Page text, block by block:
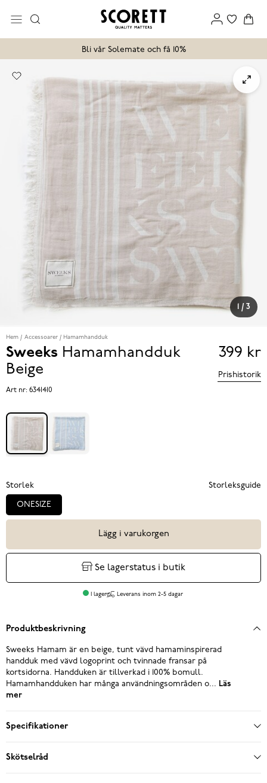
Bli vår Solemate och få 10%
/ 3
Hem Accessoarer Hamamhandduk
Sweeks Hamamhandduk
Beige
Pris
399 kr
399 kr
Prishistorik
Art nr: 6341410
Storlek Storleksguide
ONESIZE
Lägg i varukorgen
Se lagerstatus i butik
I lager Leverans inom 2-5 dagar
Produktbeskrivning
Sweeks Hamam är en beige, tunt vävd hamaminspirerad
handduk med vävd logoprint och tvinnade fransar på
kortsidorna. Handduken är tillverkad i 100% bomull.
Hamamhandduken har många användningsområden o... Läs
mer
Specifikationer
Skötselråd